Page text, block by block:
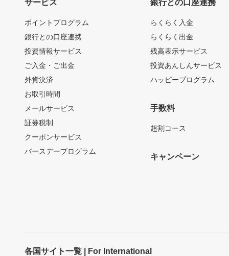
サービス
ポイントプログラム
銀行との口座連携
投資情報サービス
ご入金・ご出金
外貨決済
お取引時間
メールサービス
証券税制
クーポンサービス
バースデープログラム
銀行との口座連携
らくらく入金
らくらく出金
残高表示サービス
投資あんしんサービス
ハッピープログラム
手数料
超割コース
キャンペーン
各国サイト一覧 | For International